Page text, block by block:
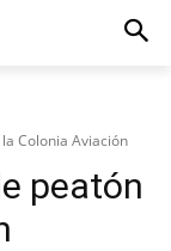
Colonia Aviación
peatón